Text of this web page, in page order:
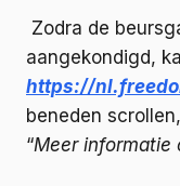
Zodra de
aangekondigd,
https://
beneden
“Meer informatie